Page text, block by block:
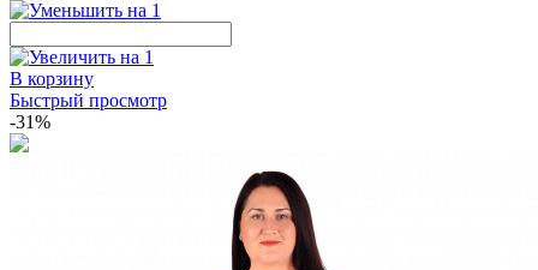
В корзину
Быстрый просмотр
-31%